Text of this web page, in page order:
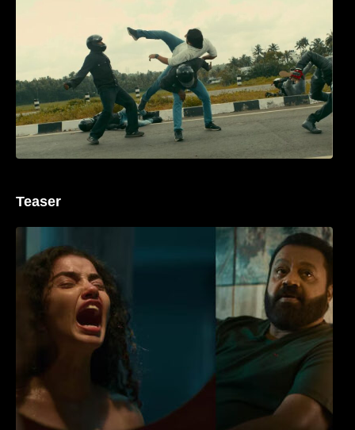
Teaser
‘ജെഎസ്‌കെ’ ടീസർ പുറത്ത്; വക്കീൽ
വേഷത്തിൽ നിറഞ്ഞാടി സുരേഷ് ഗോപി..